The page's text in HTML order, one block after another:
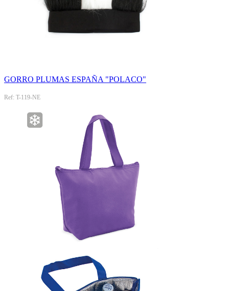
GORRO PLUMAS ESPAÑA "POLACO"
Ref: T-119-NE